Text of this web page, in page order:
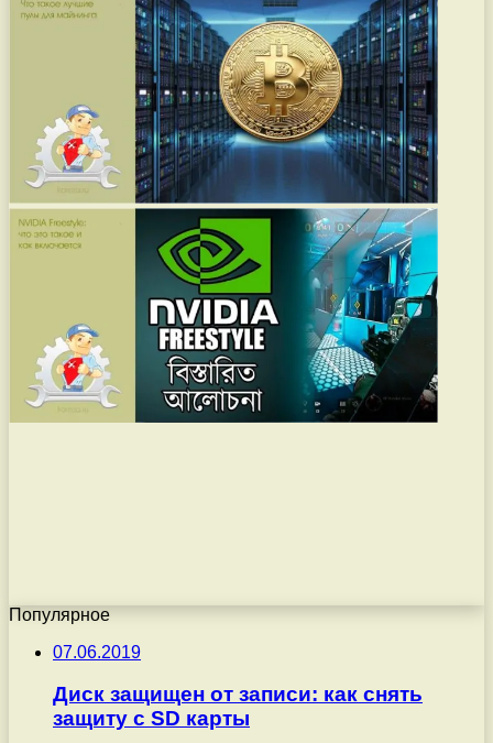
Популярное
07.06.2019
Диск защищен от записи: как снять
защиту с SD карты